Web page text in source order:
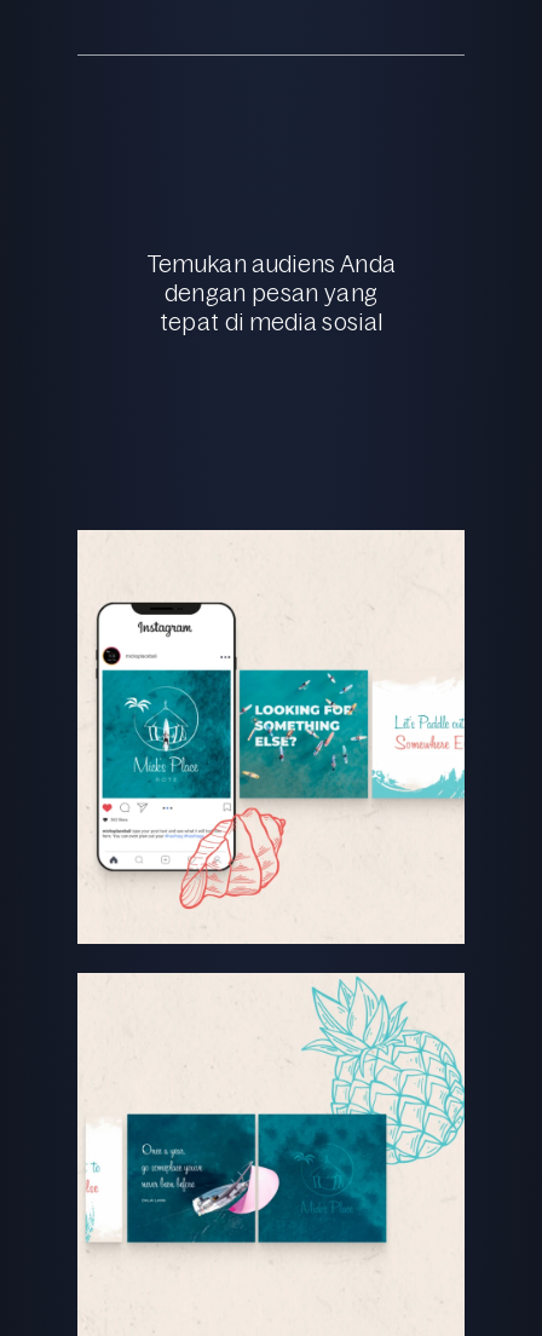
Temukan audiens Anda
dengan pesan yang
tepat di media sosial